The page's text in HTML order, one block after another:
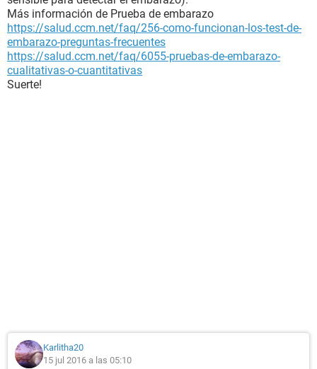
Más información de Prueba de embarazo
https://salud.ccm.net/faq/256-como-funcionan-los-test-de-
embarazo-preguntas-frecuentes
https://salud.ccm.net/faq/6055-pruebas-de-embarazo-
cualitativas-o-cuantitativas
Suerte!
Karlitha20
15 jul 2016 a las 05:10